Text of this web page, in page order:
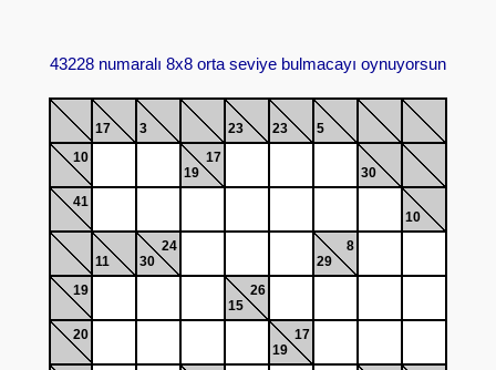
43228 numaralı 8x8 orta seviye bulmacayı oynuyorsun
17 3 23 23
5
10
17
19
30
41
10
11
24
30
8
29
19
26
15
20
17
19